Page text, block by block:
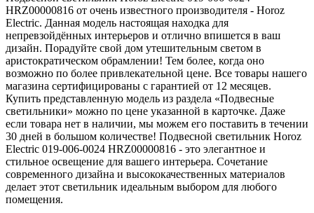
HRZ00000816 от очень известного производителя - Horoz
Electric. Данная модель настоящая находка для
непревзойдённых интерьеров и отлично впишется в ваш
дизайн. Порадуйте свой дом утешительным светом в
аристократическом обрамлении! Тем более, когда оно
возможно по более привлекательной цене. Все товары нашего
магазина сертифицированы с гарантией от 12 месяцев.
Купить представленную модель из раздела «Подвесные
светильники» можно по цене указанной в карточке. Даже
если товара нет в наличии, мы можем его поставить в течении
30 дней в большом количестве! Подвесной светильник Horoz
Electric 019-006-0024 HRZ00000816 - это элегантное и
стильное освещение для вашего интерьера. Сочетание
современного дизайна и высококачественных материалов
делает этот светильник идеальным выбором для любого
помещения.